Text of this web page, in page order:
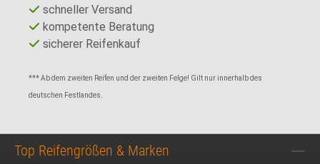
schneller Versand
kompetente Beratung
sicherer Reifenkauf
*** Ab dem zweiten Reifen und der zweiten Felge! Gilt nur innerhalb des
deutschen Festlandes.
Top Reifengrößen & Marken